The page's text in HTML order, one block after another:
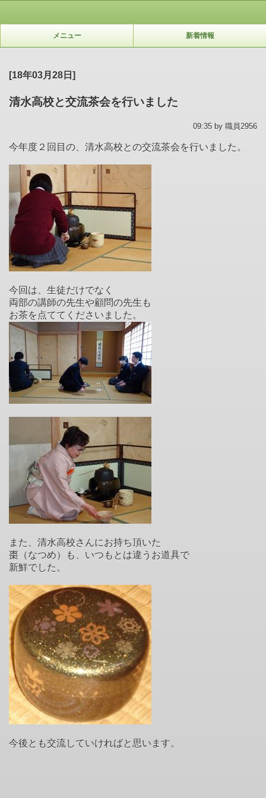
メニュー 新着情報
[18年03月28日]
清水高校と交流茶会を行いました
09:35 by 職員2956
今年度２回目の、清水高校との交流茶会を行いました。
今回は、生徒だけでなく
両部の講師の先生や顧問の先生も
お茶を点ててくださいました。
また、清水高校さんにお持ち頂いた
棗（なつめ）も、いつもとは違うお道具で
新鮮でした。
今後とも交流していければと思います。